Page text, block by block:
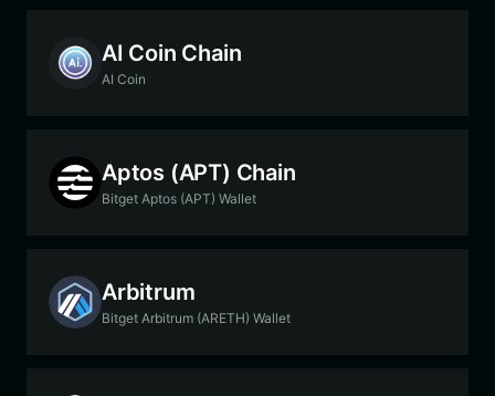
AI Coin Chain
AI Coin
Aptos (APT) Chain
Bitget Aptos (APT) Wallet
Arbitrum
Bitget Arbitrum (ARETH) Wallet